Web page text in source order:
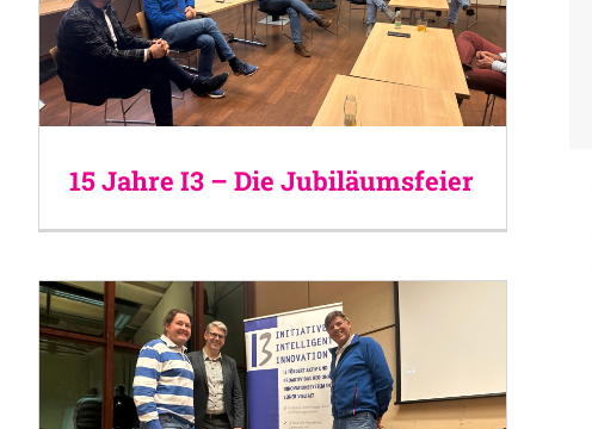
15 Jahre I3 – Die Jubiläumsfeier